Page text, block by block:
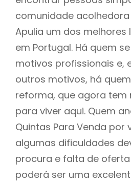
comunidade
Apulia um dos melhores
em Portugal. Há quem
motivos profissionais e,
outros motivos, há
reforma, que agora tem
para viver aqui. Quem
Quintas Para Venda por
algumas dificuldades
procura e falta de
poderá ser uma